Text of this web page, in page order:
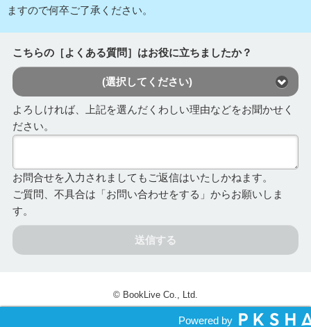
ますので何卒ご了承ください。
こちらの［よくある質問］はお役に立ちましたか？
(選択してください)
よろしければ、上記を選んだくわしい理由などをお聞かせく
ださい。
お問合せを入力されましてもご返信はいたしかねます。
ご質問、不具合は「お問い合わせをする」からお願いしま
す。
送信する
© BookLive Co., Ltd.
Powered by